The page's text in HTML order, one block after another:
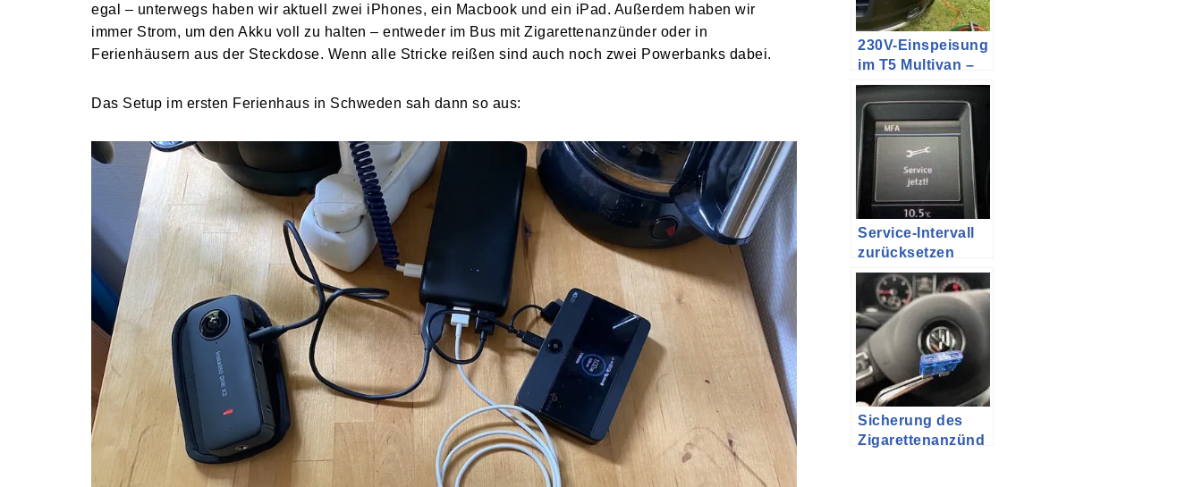
egal – unterwegs haben wir aktuell zwei iPhones, ein Macbook und ein iPad. Außerdem haben wir
immer Strom, um den Akku voll zu halten – entweder im Bus mit Zigarettenanzünder oder in
Ferienhäusern aus der Steckdose. Wenn alle Stricke reißen sind auch noch zwei Powerbanks dabei.
Das Setup im ersten Ferienhaus in Schweden sah dann so aus:
230V-Einspeisung
im T5 Multivan –
Teil 4
(Fertigstellung
CEE-Dose im
Motorraum)
Service-Intervall
zurücksetzen
beim VW T5 T5.2
und T6
Sicherung des
Zigarettenanzünd